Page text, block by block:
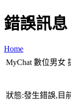
錯誤訊息
Home
MyChat 數位男女
狀態:發生錯誤,目